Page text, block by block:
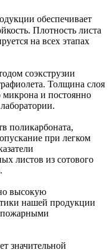
обеспечивает
Плотность листа
на всех этапах
соэкструзии
Толщина слоя
микрона и постоянно
поликарбоната,
при легком
листов из сотового
высокую
нашей продукции
значительной